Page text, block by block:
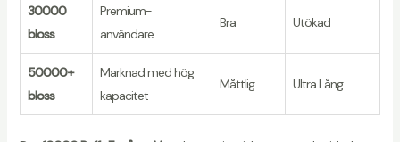
30000
bloss
Premium-
användare
Bra Utökad
50000+
bloss
Marknad med hög
kapacitet
Måttlig Ultra Lång